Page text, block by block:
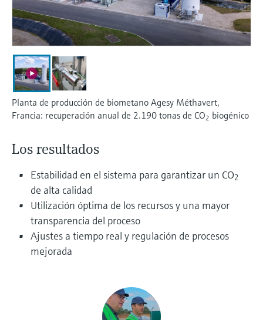
Visor de dispositivos
Encuentre información y documentación
Buscador de repuestos
Encuentre repuestos por raíz del producto,
código de pedido o número de serie
electromecánico
Medición de nivel por barrera de
microondas
Level measurement with pressure
Ver todos
Medición mediante transmisión de
microondas
Memosens technology
Ver todos
la transparencia de los procesos
para una toma de decisiones más
sólida y fundamentada
Planta de producción de biometano Agesy Méthavert,
Francia: recuperación anual de 2.190 tonas de CO2 biogénico
Los resultados
Estabilidad en el sistema para garantizar un CO2
de alta calidad
Utilización óptima de los recursos y una mayor
transparencia del proceso
Ajustes a tiempo real y regulación de procesos
mejorada